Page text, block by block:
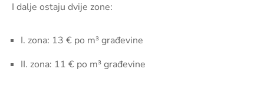
I dalje ostaju dvije zone:
I. zona: 13 € po m³ građevine
II. zona: 11 € po m³ građevine